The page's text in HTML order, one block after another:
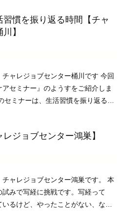
す。 皆さんの願いが叶いますよう
習慣を振り返る時間【チャ
】
チャレジョブセンター桶川です 今回
アセミナー』のようすをご紹介しま
セミナーは、生活習慣を振り返る問
ますか？」& ...
ジョブセンター鴻巣】
チャレジョブセンター鴻巣です。 本
試みで写経に挑戦です。写経って
るけど、やったことがない、など